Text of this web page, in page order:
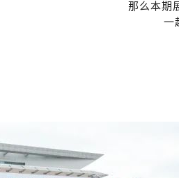
那么本期
一